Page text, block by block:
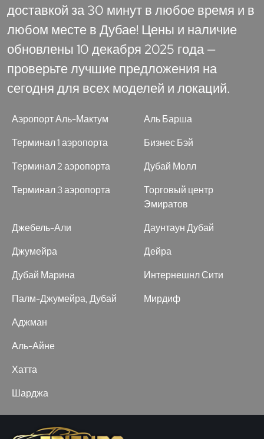
доставкой за 30 минут в любое время и в
любом месте в Дубае! Цены и наличие
обновлены 10 декабря 2025 года —
проверьте лучшие предложения на
сегодня для всех моделей и локаций.
Аэропорт Аль-Мактум
Терминал 1 аэропорта
Терминал 2 аэропорта
Терминал 3 аэропорта
Аль Барша
Бизнес Бэй
Дубай Молл
Торговый центр
Эмиратов
Джебель-Али
Джумейра
Дубай Марина
Палм-Джумейра, Дубай
Даунтаун Дубай
Дейра
Интернешнл Сити
Мирдиф
Аджман
Аль-Айне
Хатта
Шарджа